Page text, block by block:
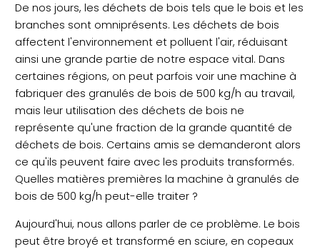
De nos jours, les déchets de bois tels que le bois et les
branches sont omniprésents. Les déchets de bois
affectent l'environnement et polluent l'air, réduisant
ainsi une grande partie de notre espace vital. Dans
certaines régions, on peut parfois voir une machine à
fabriquer des granulés de bois de 500 kg/h au travail,
mais leur utilisation des déchets de bois ne
représente qu'une fraction de la grande quantité de
déchets de bois. Certains amis se demanderont alors
ce qu'ils peuvent faire avec les produits transformés.
Quelles matières premières la machine à granulés de
bois de 500 kg/h peut-elle traiter ?
Aujourd'hui, nous allons parler de ce problème. Le bois
peut être broyé et transformé en sciure, en copeaux